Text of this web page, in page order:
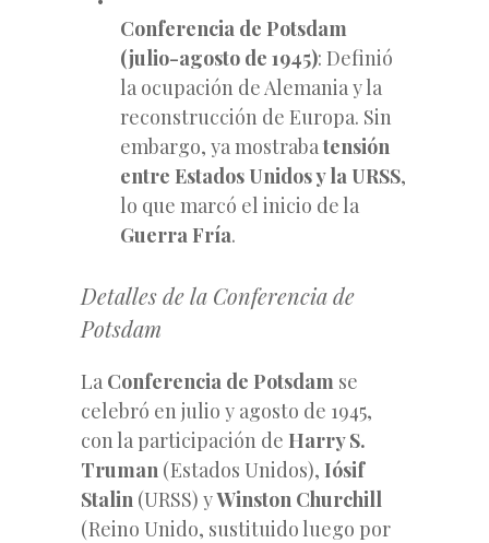
Conferencia de Potsdam
(julio-agosto de 1945): Definió
la ocupación de Alemania y la
reconstrucción de Europa. Sin
embargo, ya mostrabatensión
entre Estados Unidos y la URSS,
lo que marcó el inicio de la
Guerra Fría.
Detalles de la Conferencia de
Potsdam
La Conferencia de Potsdam se
celebró en julio y agosto de 1945,
con la participación de Harry S.
Truman (Estados Unidos), Iósif
Stalin (URSS) yWinston Churchill
(Reino Unido, sustituido luego por